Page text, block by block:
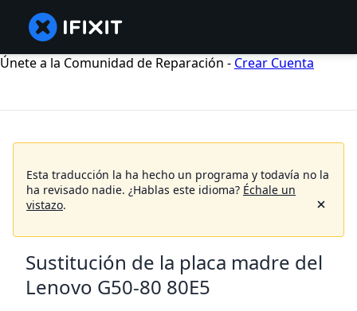
Únete a la Comunidad de Reparación - Crear Cuenta
Esta traducción la ha hecho un programa y todavía no la
ha revisado nadie. ¿Hablas este idioma? Échale un
vistazo.
Sustitución de la placa madre del
Lenovo G50-80 80E5